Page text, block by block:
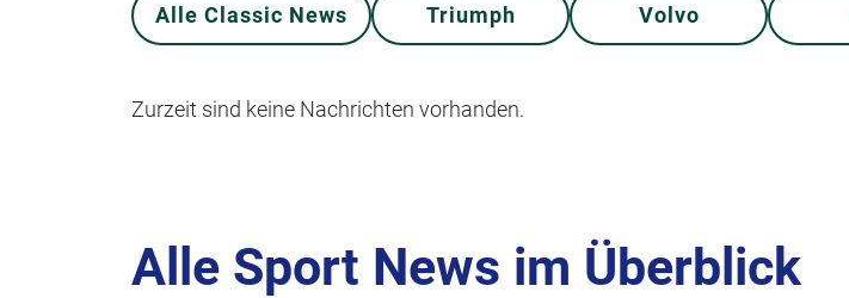
Alle Classic News Triumph Volvo
Zurzeit sind keine Nachrichten vorhanden.
Alle Sport News im Überblick